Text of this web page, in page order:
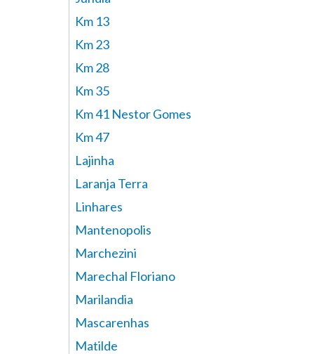
Km 13
Km 23
Km 28
Km 35
Km 41 Nestor Gomes
Km 47
Lajinha
Laranja Terra
Linhares
Mantenopolis
Marchezini
Marechal Floriano
Marilandia
Mascarenhas
Matilde